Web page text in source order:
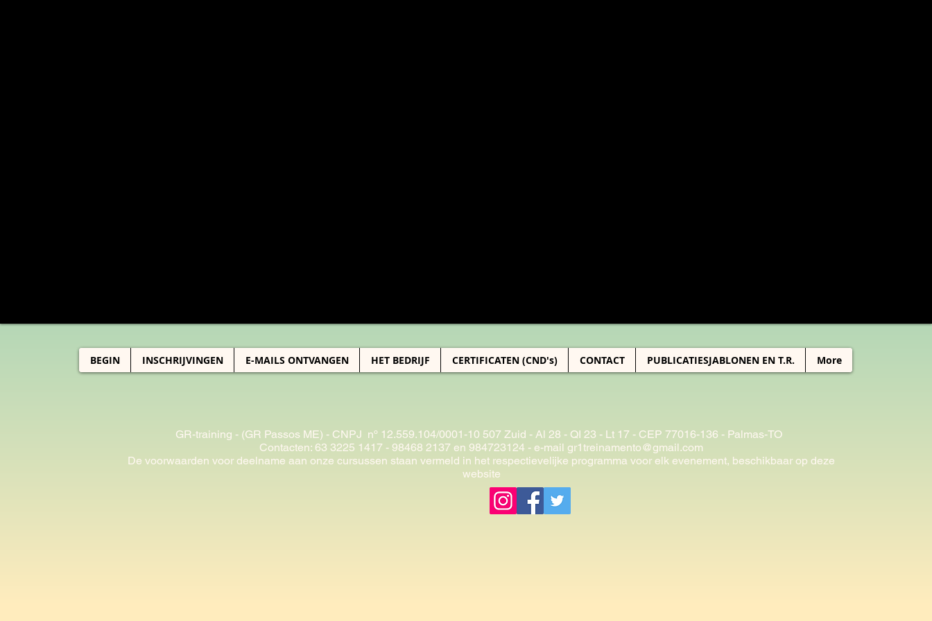
BEGIN INSCHRIJVINGEN E-MAILS ONTVANGEN HET BEDRIJF CERTIFICATEN (CND's) CONTACT PUBLICATIESJABLONEN EN T.R. More
GR-training - (GR Passos ME) - CNPJ nº 12.559.104/0001-10 507 Zuid - Al 28 - QI 23 - Lt 17 - CEP 77016-136 - Palmas-TO
Contacten: 63 3225 1417 - 98468 2137 en 984723124 - e-mail gr1treinamento@gmail.com
De voorwaarden voor deelname aan onze cursussen staan vermeld in het respectievelijke programma voor elk evenement, beschikbaar op deze
website